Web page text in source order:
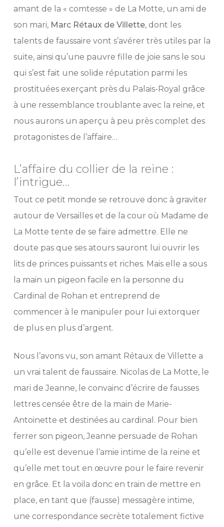
amant de la « comtesse » de La Motte, un ami de
son mari, Marc Rétaux de Villette, dont les
talents de faussaire vont s’avérer très utiles par la
suite, ainsi qu’une pauvre fille de joie sans le sou
qui s’est fait une solide réputation parmi les
prostituées exerçant près du Palais-Royal grâce
à une ressemblance troublante avec la reine, et
nous aurons un aperçu à peu près complet des
protagonistes de l’affaire…
L’affaire du collier de la reine :
l’intrigue…
Tout ce petit monde se retrouve donc à graviter
autour de Versailles et de la cour où Madame de
La Motte tente de se faire admettre. Elle ne
doute pas que ses atours sauront lui ouvrir les
lits de princes puissants et riches. Mais elle a sous
la main un pigeon facile en la personne du
Cardinal de Rohan et entreprend de
commencer à le manipuler pour lui extorquer
de plus en plus d’argent.
Nous l’avons vu, son amant Rétaux de Villette a
un vrai talent de faussaire. Nicolas de La Motte, le
mari de Jeanne, le convainc d’écrire de fausses
lettres censée être de la main de Marie-
Antoinette et destinées au cardinal. Pour bien
ferrer son pigeon, Jeanne persuade de Rohan
qu’elle est devenue l’amie intime de la reine et
qu’elle met tout en œuvre pour le faire revenir
en grâce. Et la voila donc en train de mettre en
place, en tant que (fausse) messagère intime,
une correspondance secrète totalement fictive